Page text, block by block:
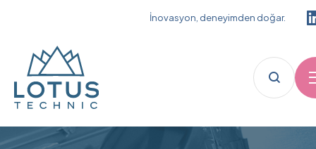
İnovasyon, deneyimden doğar.